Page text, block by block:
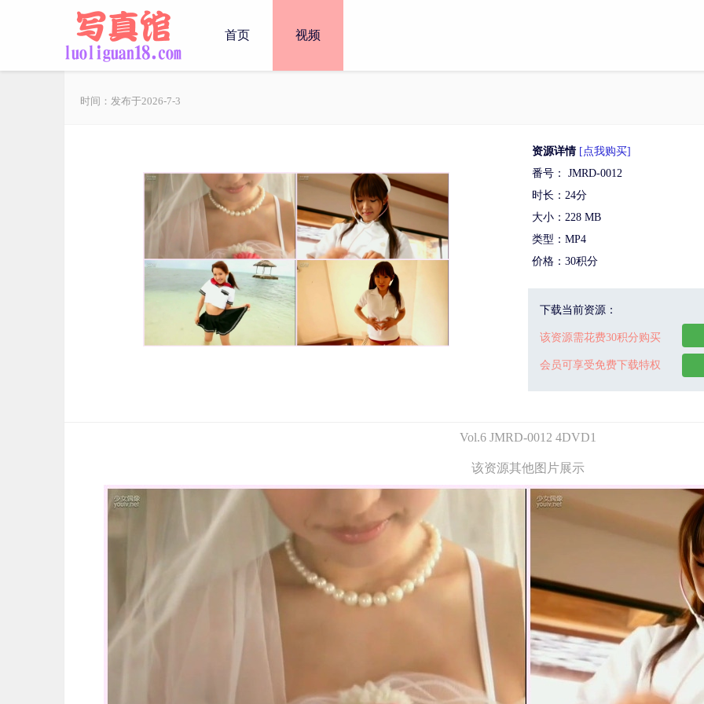
首页 视频
时间：发布于2026-7-3
资源详情 [点我购买]
番号： JMRD-0012
时长：24分
大小：228 MB
类型：MP4
价格：30积分
下载当前资源：
该资源需花费30积分购买
会员可享受免费下载特权
Vol.6 JMRD-0012 4DVD1
该资源其他图片展示